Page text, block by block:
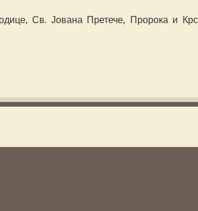
Св. Јована Претече, Пророка и